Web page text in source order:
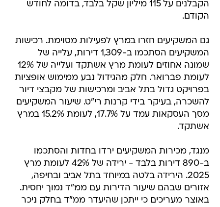
הקבלנים על 115 מיליון שקל בלבד, בדומה לחודש
הקודם.
גם המשקיעים חזרו במרץ לפעילות מסוימת. רכישות
המשקיעים הסתכמו ב-1,309 דירות, עלייה של
שמונה אחוזים לעומת מרץ אשתקד ועלייה של 12%
לעומת פברואר. חלק מהגידול נבע ממימוש אופציות
בפרויקט גדול בתל אביב ומרכישות של מקבצי דיור
להשכרה, בעיקר בידי קרנות רי"ט. שיעור המשקיעים
מסך העסקאות עמד על 17.7%, לעומת 15.2% במרץ
אשתקד.
מנגד, מכירות המשקיעים ירדו בחדות והסתכמו
ב-890 דירות בלבד - ירידה של 42% לעומת מרץ
2025. הירידה בלטה במיוחד בתל אביב ובחיפה,
אזורים שבהם שיעור הדירות עם ממ"ד נמוך יחסית.
באוצר מעריכים כי ייתכן שהיעדר ממ"ד בחלק ניכר